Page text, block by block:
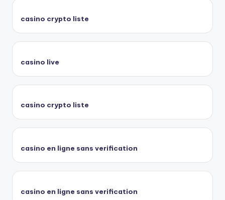
casino crypto liste
casino live
casino crypto liste
casino en ligne sans verification
casino en ligne sans verification